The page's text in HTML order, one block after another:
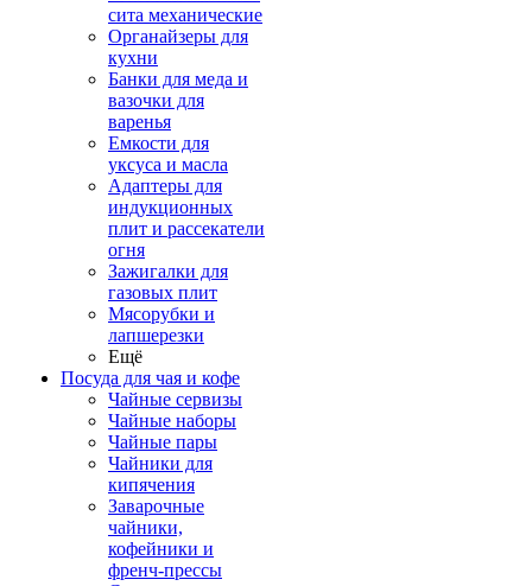
сита механические
Органайзеры для
кухни
Банки для меда и
вазочки для
варенья
Емкости для
уксуса и масла
Адаптеры для
индукционных
плит и рассекатели
огня
Зажигалки для
газовых плит
Мясорубки и
лапшерезки
Ещё
Посуда для чая и кофе
Чайные сервизы
Чайные наборы
Чайные пары
Чайники для
кипячения
Заварочные
чайники,
кофейники и
френч-прессы